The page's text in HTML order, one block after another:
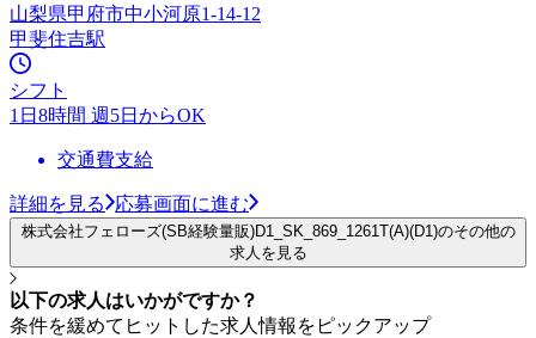
山梨県甲府市中小河原1-14-12
甲斐住吉駅
シフト
1日8時間 週5日からOK
交通費支給
詳細を見る 応募画面に進む
株式会社フェローズ(SB経験量販)D1_SK_869_1261T(A)(D1)のその他の
求人を見る
以下の求人はいかがですか？
条件を緩めてヒットした求人情報をピックアップ